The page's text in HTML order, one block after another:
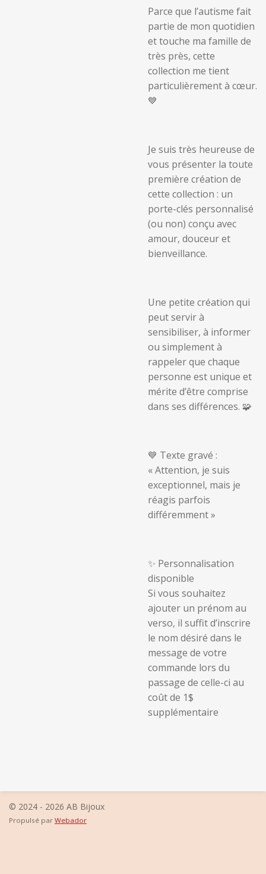
Parce que l’autisme fait
partie de mon quotidien
et touche ma famille de
très près, cette
collection me tient
particulièrement à cœur.
💙
Je suis très heureuse de
vous présenter la toute
première création de
cette collection : un
porte-clés personnalisé
(ou non) conçu avec
amour, douceur et
bienveillance.
Une petite création qui
peut servir à
sensibiliser, à informer
ou simplement à
rappeler que chaque
personne est unique et
mérite d’être comprise
dans ses différences. 🧩
💙 Texte gravé :
« Attention, je suis
exceptionnel, mais je
réagis parfois
différemment »
✨ Personnalisation
disponible
Si vous souhaitez
ajouter un prénom au
verso, il suffit d’inscrire
le nom désiré dans le
message de votre
commande lors du
passage de celle-ci au
coût de 1$
supplémentaire
© 2024 - 2026 AB Bijoux
Propulsé par Webador